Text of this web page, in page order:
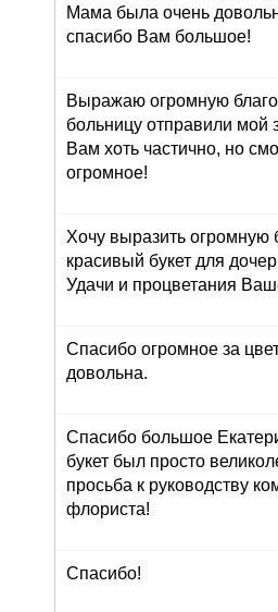
Мама была очень
спасибо Вам большое!
Выражаю огромную
больницу отправили мой
Вам хоть частично, но
огромное!
Хочу выразить огромную
красивый букет для
Удачи и процветания
Спасибо огромное за
довольна.
Спасибо большое
букет был просто
просьба к руководству
флориста!
Спасибо!